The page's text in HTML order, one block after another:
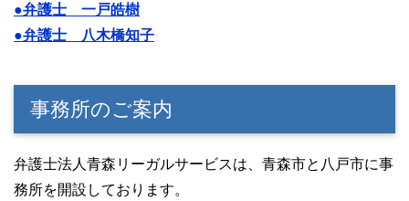
●弁護士 一戸皓樹
●弁護士 八木橋知子
事務所のご案内
弁護士法人青森リーガルサービスは、青森市と八戸市に事
務所を開設しております。